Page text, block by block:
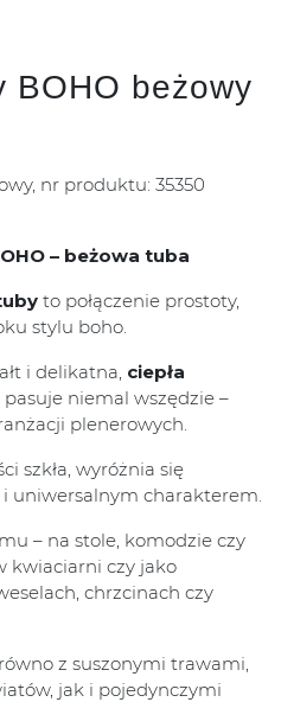
BOHO beżowy
nr produktu: 35350
– beżowa tuba
to połączenie prostoty,
stylu boho.
i delikatna, ciepła
pasuje niemal wszędzie –
plenerowych.
szkła, wyróżnia się
uniwersalnym charakterem.
– na stole, komodzie czy
kwiaciarni czy jako
chrzcinach czy
z suszonymi trawami,
jak i pojedynczymi